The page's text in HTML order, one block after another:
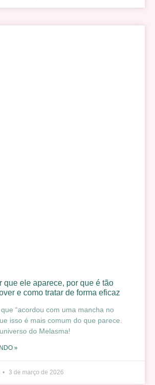
que ele aparece, por que é tão
e como tratar de forma eficaz
“acordou com uma mancha no
isso é mais comum do que parece.
do Melasma!
»
3 de março de 2026